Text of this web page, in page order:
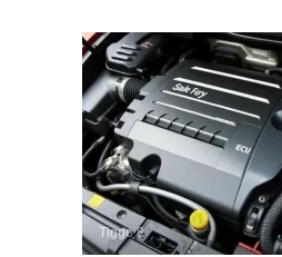
Tiggo 8